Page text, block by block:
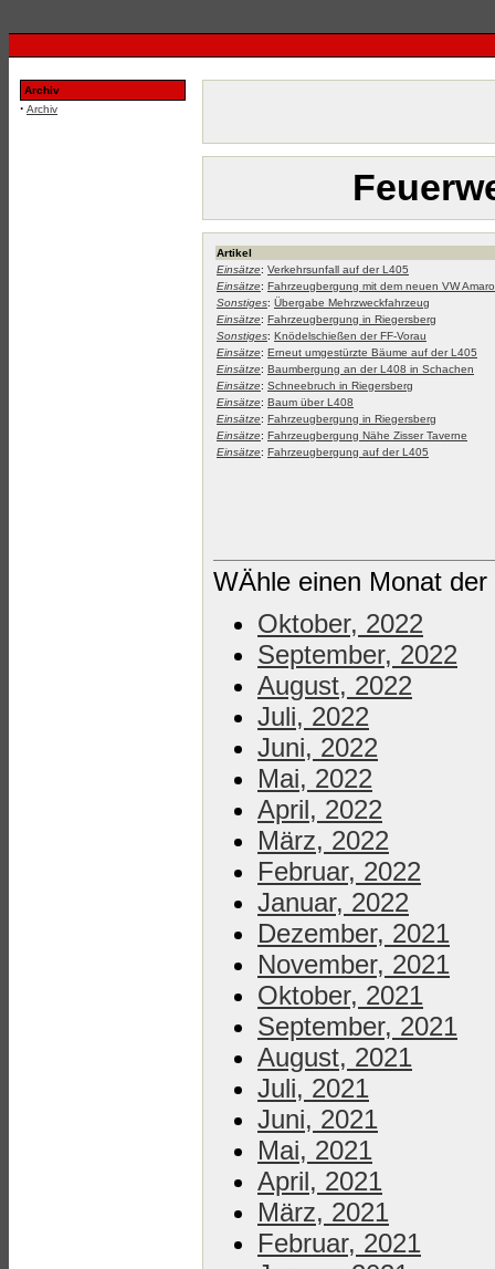
Archiv
· Archiv
Artikel
Einsätze: Verkehrsunfall auf der L405
Einsätze: Fahrzeugbergung mit dem neuen VW
Sonstiges: Übergabe Mehrzweckfahrzeug
Einsätze: Fahrzeugbergung in Riegersberg
Sonstiges: Knödelschießen der FF-Vorau
Einsätze: Erneut umgestürzte Bäume auf der L405
Einsätze: Baumbergung an der L408 in Schachen
Einsätze: Schneebruch in Riegersberg
Einsätze: Baum über L408
Einsätze: Fahrzeugbergung in Riegersberg
Einsätze: Fahrzeugbergung Nähe Zisser Taverne
Einsätze: Fahrzeugbergung auf der L405
WÄhle einen Monat
Oktober, 2022
September, 2022
August, 2022
Juli, 2022
Juni, 2022
Mai, 2022
April, 2022
März, 2022
Februar, 2022
Januar, 2022
Dezember, 2021
November, 2021
Oktober, 2021
September, 2021
August, 2021
Juli, 2021
Juni, 2021
Mai, 2021
April, 2021
März, 2021
Februar, 2021